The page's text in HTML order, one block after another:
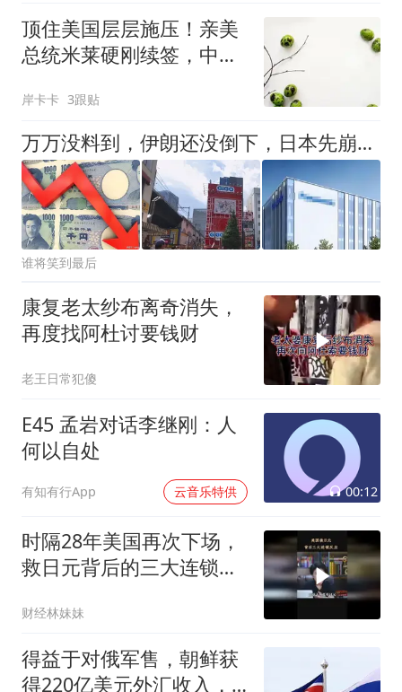
顶住美国层层施压！亲美
总统米莱硬刚续签，中阿
岸卡卡 3跟贴
万万没料到，伊朗还没倒下，日本先崩溃了，日专家：中国在搞鬼！
谁将笑到最后
康复老太纱布离奇消失，
再度找阿杜讨要钱财
老王日常犯傻
E45 孟岩对话李继刚：人
何以自处
有知有行App 云音乐特供 00:12
时隔28年美国再次下场，
救日元背后的三大连锁反
财经林妹妹
得益于对俄军售，朝鲜获
得220亿美元外汇收入，